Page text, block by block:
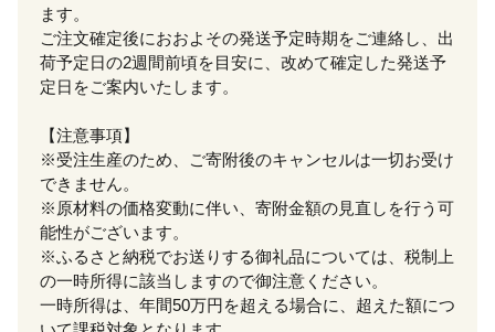
ます。
ご注文確定後におおよその発送予定時期をご連絡し、出
荷予定日の2週間前頃を目安に、改めて確定した発送予
定日をご案内いたします。
【注意事項】
※受注生産のため、ご寄附後のキャンセルは一切お受け
できません。
※原材料の価格変動に伴い、寄附金額の見直しを行う可
能性がございます。
※ふるさと納税でお送りする御礼品については、税制上
の一時所得に該当しますので御注意ください。
一時所得は、年間50万円を超える場合に、超えた額につ